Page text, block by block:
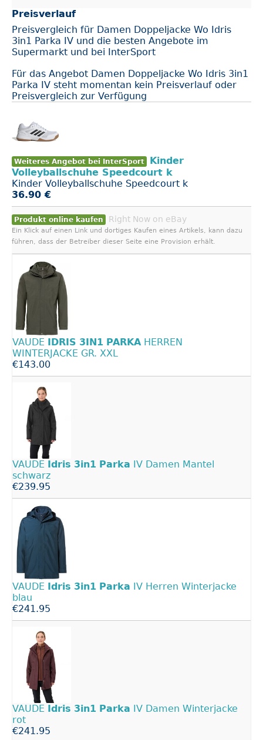
Preisverlauf
Preisvergleich für Damen Doppeljacke Wo Idris
3in1 Parka IV und die besten Angebote im
Supermarkt und bei InterSport
Für das Angebot Damen Doppeljacke Wo Idris 3in1
Parka IV steht momentan kein Preisverlauf oder
Preisvergleich zur Verfügung
Weiteres Angebot bei InterSport
Kinder
Volleyballschuhe Speedcourt k
Kinder Volleyballschuhe Speedcourt k
36.90 €
Produkt online kaufen Right Now on eBay
Ein Klick auf einen Link und dortiges Kaufen eines Artikels, kann dazu
führen, dass der Betreiber dieser Seite eine Provision erhält.
VAUDE IDRIS 3IN1 PARKAHERREN
WINTERJACKE GR. XXL
€143.00
VAUDE Idris 3in1 Parka IV Damen Mantel
schwarz
€239.95
VAUDE Idris 3in1 Parka IV Herren Winterjacke
blau
€241.95
VAUDE Idris 3in1 Parka IV Damen Winterjacke
rot
€241.95